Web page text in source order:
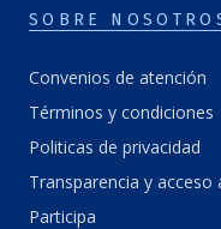
SOBRE
Convenios de atención
Términos y condiciones
Politicas de privacidad
Transparencia y
Participa